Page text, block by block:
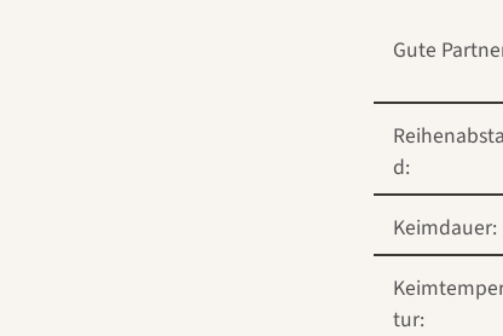
Gute
d:
Keimdauer:
tur: